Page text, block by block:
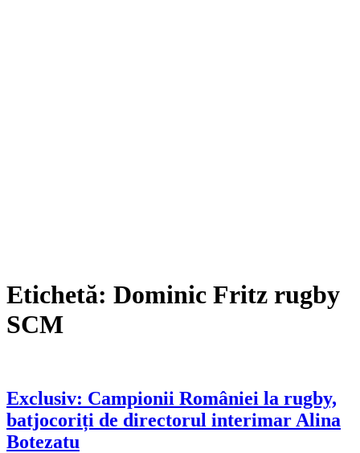
Etichetă: Dominic Fritz rugby
SCM
Exclusiv: Campionii României la rugby,
batjocoriți de directorul interimar Alina
Botezatu